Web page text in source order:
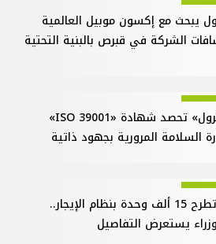
يبحث مع إكسون موبيل العالمية
الشركة في قبرص بالبنية التحتية
النيل للبترول» تحصد شهادة «ISO 39001»
السلامة المرورية بجهود ذاتية
الإسكان تطرح 15 ألف وحدة بنظام الإيجار..
يستعرض التفاصيل